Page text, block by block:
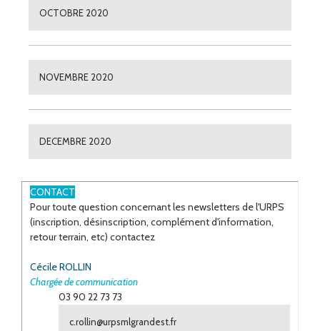
OCTOBRE 2020
NOVEMBRE 2020
DECEMBRE 2020
CONTACT
Pour toute question concernant les newsletters de l'URPS
(inscription, désinscription, complément d'information,
retour terrain, etc) contactez
Cécile ROLLIN
Chargée de communication
03 90 22 73 73
c.rollin@urpsmlgrandest.fr